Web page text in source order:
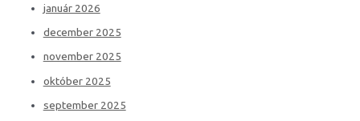
január 2026
december 2025
november 2025
október 2025
september 2025